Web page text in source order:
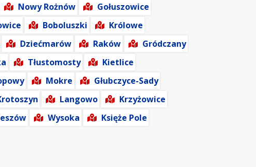
Nowy Rożnów
Gołuszowice
Boboluszki
Królowe
Dziećmarów Raków
Gródczany
Tłustomosty
Kietlice
Mokre
Głubczyce-Sady
Langowo
Krzyżowice
Wysoka
Księże Pole